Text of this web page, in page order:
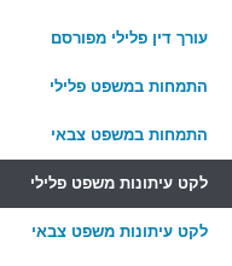
עורך דין פלילי מפורסם
התמחות במשפט פלילי
התמחות במשפט צבאי
לקט עיתונות משפט פלילי
לקט עיתונות משפט צבאי